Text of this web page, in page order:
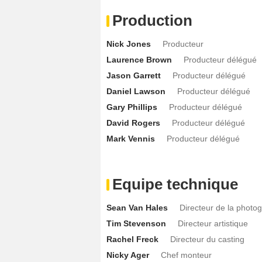
Production
Nick Jones
Producteur
Laurence Brown
Producteur délégué
Jason Garrett
Producteur délégué
Daniel Lawson
Producteur délégué
Gary Phillips
Producteur délégué
David Rogers
Producteur délégué
Mark Vennis
Producteur délégué
Equipe technique
Sean Van Hales
Directeur de la
Tim Stevenson
Directeur artistique
Rachel Freck
Directeur du casting
Nicky Ager
Chef monteur